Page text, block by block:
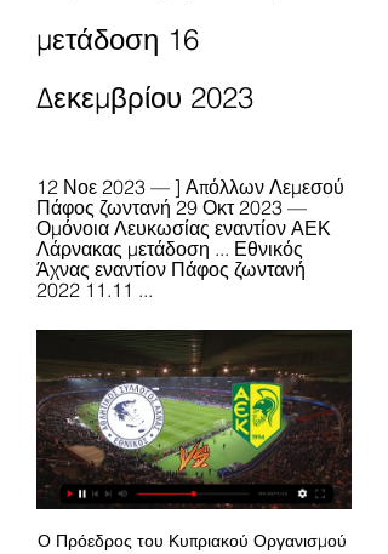
μετάδοση 16
Δεκεμβρίου 2023
12 Νοε 2023 — ] Απόλλων Λεμεσού
Πάφος ζωντανή 29 Οκτ 2023 —
Ομόνοια Λευκωσίας εναντίον ΑΕΚ
Λάρνακας μετάδοση ... Εθνικός
Άχνας εναντίον Πάφος ζωντανή
2022 11.11 ...
Ο Πρόεδρος του Κυπριακού Οργανισμού